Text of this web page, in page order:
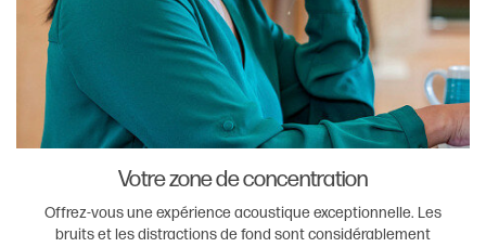
Votre zone de concentration
Offrez-vous une expérience acoustique exceptionnelle. Les
bruits et les distractions de fond sont considérablement